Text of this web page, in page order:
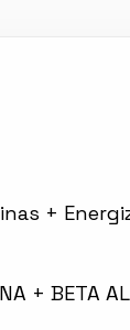
+
+ BETA